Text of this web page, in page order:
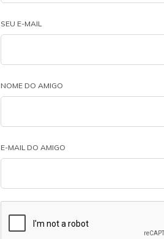
SEU E-MAIL
NOME DO AMIGO
E-MAIL DO AMIGO